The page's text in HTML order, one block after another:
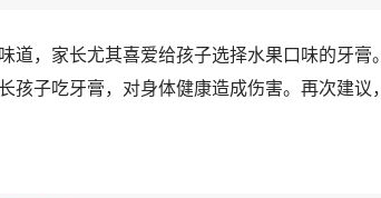
道，家长尤其喜爱给孩子选择水果口味的牙膏
孩子吃牙膏，对身体健康造成伤害。再次建议